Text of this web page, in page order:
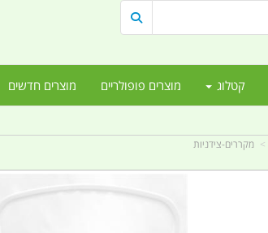
קטלוג מוצרים פופולריים מוצרים חדשים
מקררים-צידניות